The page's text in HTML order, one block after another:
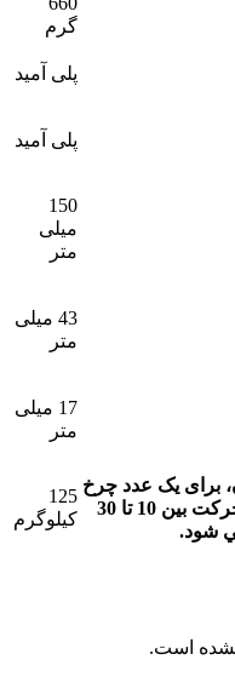
گرم
پلی آمید
پلی آمید
150
میلی
متر
43 میلی
متر
17 میلی
متر
برای يک عدد چرخ
شود.
125
کیلوگرم
است.